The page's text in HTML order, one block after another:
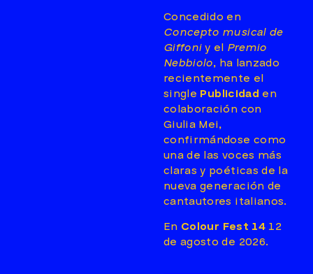
Concedido en
Concepto musical de
Giffoniy el Premio
Nebbiolo, ha lanzado
recientemente el
single Publicidad en
colaboración con
Giulia Mei,
confirmándose como
una de las voces más
claras y poéticas de la
nueva generación de
cantautores italianos.
En Colour Fest 1412
de agosto de 2026.